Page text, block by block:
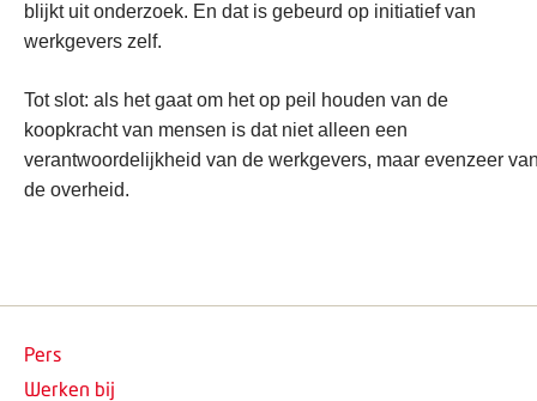
blijkt uit onderzoek. En dat is gebeurd op initiatief van
werkgevers zelf.
Tot slot: als het gaat om het op peil houden van de
koopkracht van mensen is dat niet alleen een
verantwoordelijkheid van de werkgevers, maar evenzeer
de overheid.
Pers
Werken bij